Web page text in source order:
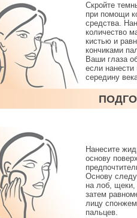
Скройте
при помощи
средства.
количество
кистью и
кончиками
Ваши глаза
если нанести
середину
Нанесите
основу
Основу
на лоб, щеки,
затем
лицу
пальцев.